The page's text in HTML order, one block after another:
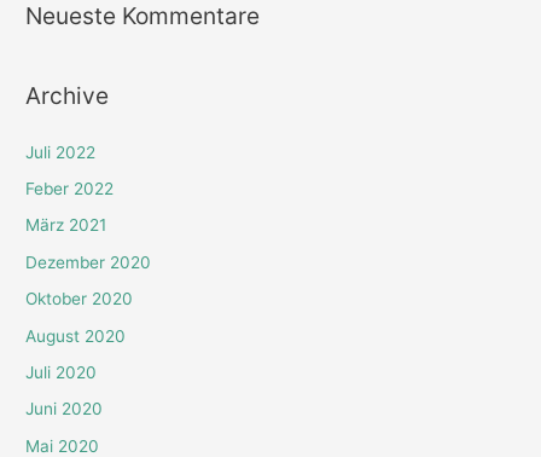
Neueste Kommentare
Archive
Juli 2022
Feber 2022
März 2021
Dezember 2020
Oktober 2020
August 2020
Juli 2020
Juni 2020
Mai 2020